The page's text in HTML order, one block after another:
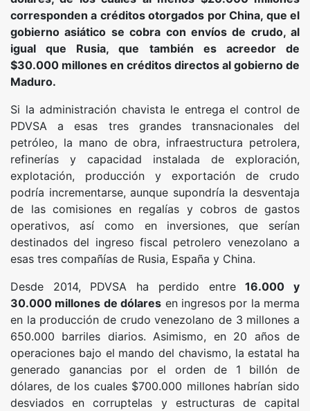
corresponden a créditos otorgados por China, que el
gobierno asiático se cobra con envíos de crudo, al
igual que Rusia, que también es acreedor de
$30.000 millones en créditos directos al gobierno de
Maduro.
Si la administración chavista le entrega el control de
PDVSA a esas tres grandes transnacionales del
petróleo, la mano de obra, infraestructura petrolera,
refinerías y capacidad instalada de exploración,
explotación, producción y exportación de crudo
podría incrementarse, aunque supondría la desventaja
de las comisiones en regalías y cobros de gastos
operativos, así como en inversiones, que serían
destinados del ingreso fiscal petrolero venezolano a
esas tres compañías de Rusia, España y China.
Desde 2014, PDVSA ha perdido entre16.000 y
30.000 millones de dólares en ingresos por la merma
en la producción de crudo venezolano de 3 millones a
650.000 barriles diarios. Asimismo, en 20 años de
operaciones bajo el mando del chavismo, la estatal ha
generado ganancias por el orden de 1 billón de
dólares, de los cuales $700.000 millones habrían sido
desviados en corruptelas y estructuras de capital